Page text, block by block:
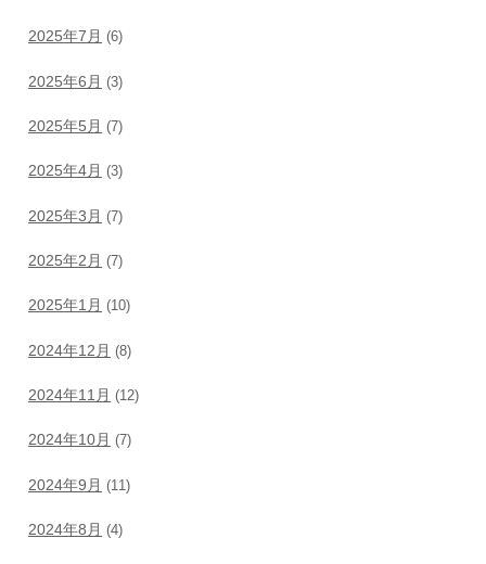
2025年7月 (6)
2025年6月 (3)
2025年5月 (7)
2025年4月 (3)
2025年3月 (7)
2025年2月 (7)
2025年1月 (10)
2024年12月 (8)
2024年11月 (12)
2024年10月 (7)
2024年9月 (11)
2024年8月 (4)